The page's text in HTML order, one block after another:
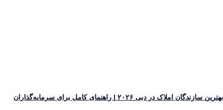
سازندگان املاک در دبی ۲۰۲۶ | راهنمای کامل برای سرمایه‌گذاران